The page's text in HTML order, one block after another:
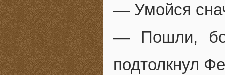
— Умойся
— Пошли,
подтолкнул